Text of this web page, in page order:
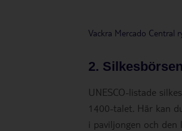
Vackra Mercado Central
2.
UNESCO-listade
1400-talet. Här kan
i paviljongen och den